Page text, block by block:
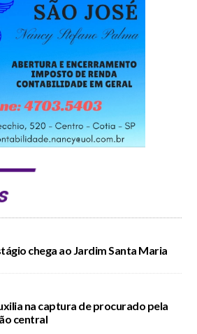
chega ao Jardim Santa Maria
na captura de procurado pela
central